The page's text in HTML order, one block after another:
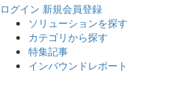
ログイン 新規会員登録
ソリューションを探す
カテゴリから探す
特集記事
インバウンドレポート